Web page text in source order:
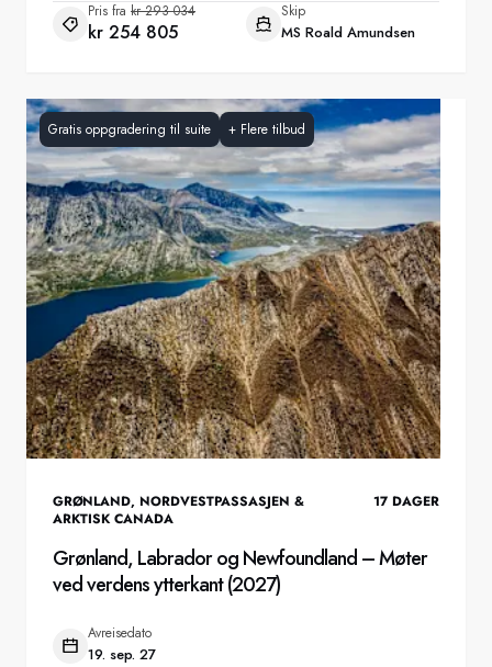
Pris fra kr 293 034
kr 254 805
Skip
MS Roald Amundsen
Gratis oppgradering til suite + Flere tilbud
GRØNLAND, NORDVESTPASSASJEN &
ARKTISK CANADA
17 DAGER
Grønland, Labrador og Newfoundland – Møter
ved verdens ytterkant (2027)
Avreisedato
19. sep. 27